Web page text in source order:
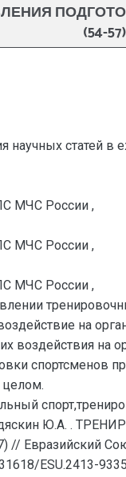
(54-57)
научных статей в
МЧС России ,
МЧС России ,
МЧС России ,
на
воздействия на
целом.
Ю.А. .
ESU.2413-